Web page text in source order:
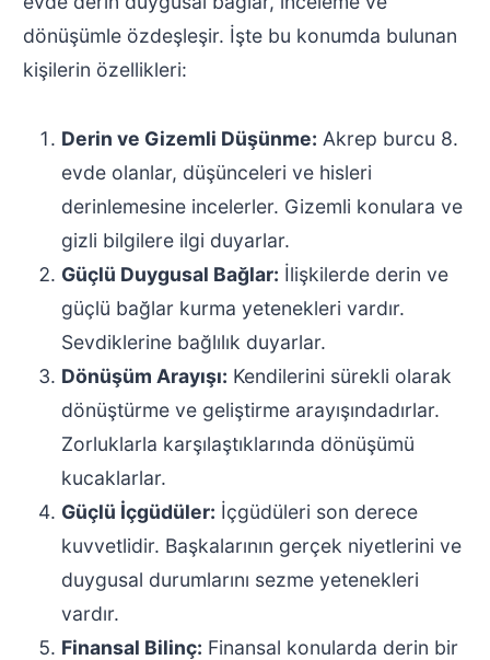
dönüşümle özdeşleşir. İşte bu konumda bulunan
kişilerin özellikleri:
Derin ve Gizemli Düşünme: Akrep burcu 8.
evde olanlar, düşünceleri ve hisleri
derinlemesine incelerler. Gizemli konulara ve
gizli bilgilere ilgi duyarlar.
Güçlü Duygusal Bağlar: İlişkilerde derin ve
güçlü bağlar kurma yetenekleri vardır.
Sevdiklerine bağlılık duyarlar.
Dönüşüm Arayışı: Kendilerini sürekli olarak
dönüştürme ve geliştirme arayışındadırlar.
Zorluklarla karşılaştıklarında dönüşümü
kucaklarlar.
Güçlü İçgüdüler: İçgüdüleri son derece
kuvvetlidir. Başkalarının gerçek niyetlerini ve
duygusal durumlarını sezme yetenekleri
vardır.
Finansal Bilinç: Finansal konularda derin bir